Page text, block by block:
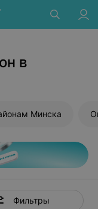
в
Минска
Фильтры